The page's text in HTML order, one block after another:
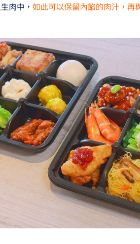
肉中， 如此可以保留內餡的肉汁，再